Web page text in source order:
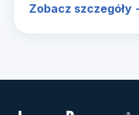
Zobacz szczegóły